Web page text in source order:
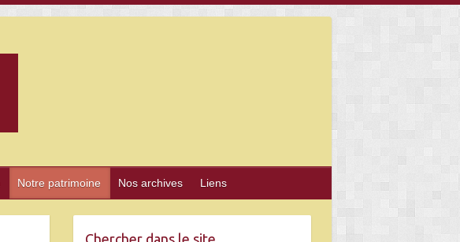
Notre patrimoine Nos archives Liens
Chercher dans le site